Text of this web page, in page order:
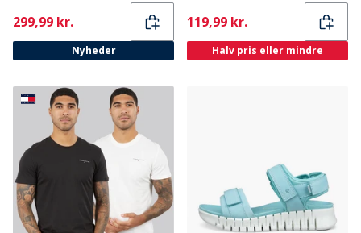
Current
299,99 kr.
Nyheder
Current
119,99 kr.
Halv pris eller mindre